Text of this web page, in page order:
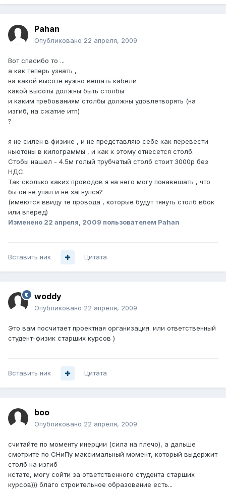
Pahan
Опубликовано 22 апреля, 2009
Вот спасибо то ...
а как теперь узнать ,
на какой высоте нужно вешать кабели
какой высоты должны быть столбы
и каким требованиям столбы должны удовлетворять (на
изгиб, на сжатие итп)
?
я не силен в физике , и не представляю себе как перевести
ньютоны в килограммы , и как к этому отнесется столб.
Стобы нашел - 4.5м голый трубчатый столб стоит 3000р без
НДС.
Так сколько каких проводов я на него могу понавешать , что
бы он не упал и не загнулся?
(имеются ввиду те провода , которые будут тянуть столб вбок
или вперед)
Изменено 22 апреля, 2009 пользователем Pahan
Вставить ник Цитата
woddy
Опубликовано 22 апреля, 2009
Это вам посчитает проектная организация. или ответственный
студент-физик старших курсов )
Вставить ник Цитата
boo
Опубликовано 22 апреля, 2009
считайте по моменту инерции (сила на плечо), а дальше
смотрите по СНиПу максимальный момент, который выдержит
столб на изгиб
кстате, могу сойти за ответственного студента старших
курсов))) благо строительное образование есть...